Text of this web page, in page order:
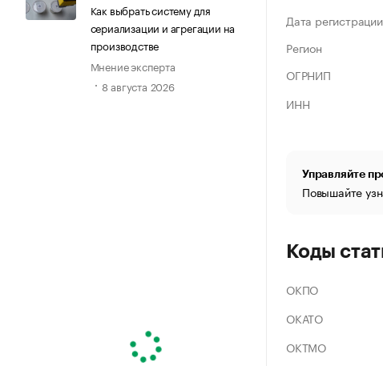
Как выбрать систему для
сериализации и агрегации на
производстве
Мнение эксперта
8 августа 2026
Дата регистрации
Регион
ОГРНИП
ИНН
Управляйте
Повышайте
Коды
ОКПО
ОКАТО
ОКТМО